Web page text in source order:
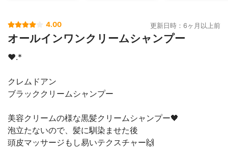
4.00 更新日時：6ヶ月以上前
オールインワンクリームシャンプー
❤︎.*
クレムドアン
ブラッククリームシャンプー
美容クリームの様な黒髪クリームシャンプー🖤
泡立たないので、髪に馴染ませた後
頭皮マッサージもし易いテクスチャー🙌